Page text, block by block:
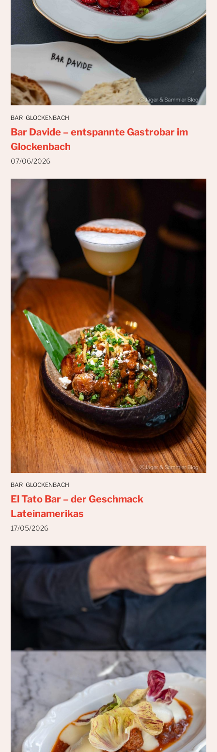
BAR GLOCKENBACH
Bar Davide – entspannte Gastrobar im
Glockenbach
07/06/2026
BAR GLOCKENBACH
El Tato Bar – der Geschmack
Lateinamerikas
17/05/2026